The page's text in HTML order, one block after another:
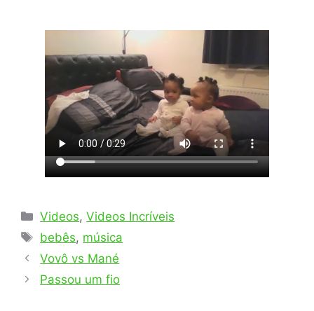
Categorias
Videos,Videos Incríveis
Tags
bebês, música
Vovô vs Mané
Passou um fio